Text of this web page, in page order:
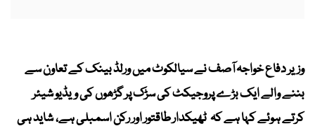
وزیر دفاع خواجہ آصف نے سیالکوٹ میں ورلڈ بینک کے تعاون سے
بننے والے ایک بڑے پروجیکٹ کی سڑک پر گڑھوں کی ویڈیو شیئر
کرتے ہوئے کہا ہے کہ ٹھیکدار طاقتور اور رکن اسمبلی ہے، شاید ہی